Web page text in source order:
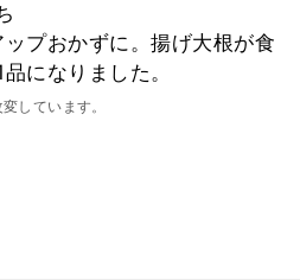
プおかずに。揚げ大根が食
になりました。
しています。